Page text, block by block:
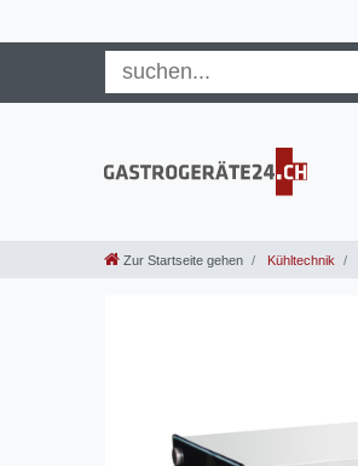
Zur Startseite gehen Kühltechnik